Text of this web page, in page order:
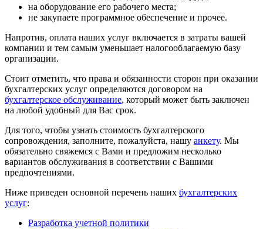
на оборудование его рабочего места;
не закупаете программное обеспечение и прочее.
Напротив, оплата наших услуг включается в затраты вашей
компании и тем самым уменьшает налогооблагаемую базу
организации.
Стоит отметить, что права и обязанности сторон при оказании
бухгалтерских услуг определяются договором на
бухгалтерское обслуживание, который может быть заключен
на любой удобный для Вас срок.
Для того, чтобы узнать стоимость бухгалтерского
сопровождения, заполните, пожалуйста, нашу анкету. Мы
обязательно свяжемся с Вами и предложим несколько
вариантов обслуживания в соответствии с Вашими
предпочтениями.
Ниже приведен основной перечень наших бухгалтерских
услуг:
Разработка учетной политики